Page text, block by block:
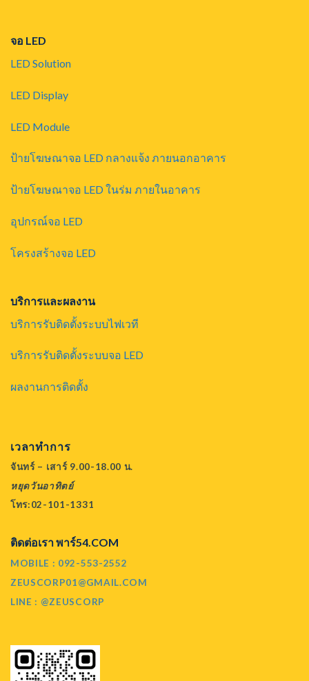
จอ LED
LED Solution
LED Display
LED Module
ป้ายโฆษณาจอ LED กลางแจ้ง ภายนอกอาคาร
ป้ายโฆษณาจอ LED ในร่ม ภายในอาคาร
อุปกรณ์จอ LED
โครงสร้างจอ LED
บริการและผลงาน
บริการรับติดตั้งระบบไฟเวที
บริการรับติดตั้งระบบจอ LED
ผลงานการติดตั้ง
เวลาทำการ
จันทร์ – เสาร์ 9.00-18.00 น.
หยุดวันอาทิตย์
โทร:02-101-1331
ติดต่อเรา พาร์54.COM
MOBILE : 092-553-2552
ZEUSCORP01@GMAIL.COM
LINE : @ZEUSCORP